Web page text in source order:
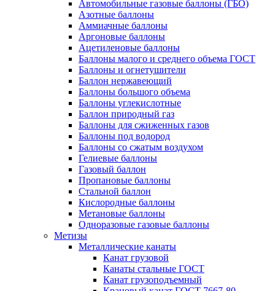
Автомобильные газовые баллоны (ГБО)
Азотные баллоны
Аммиачные баллоны
Аргоновые баллоны
Ацетиленовые баллоны
Баллоны малого и среднего объема ГОСТ
Баллоны и огнетушители
Баллон нержавеющий
Баллоны большого объема
Баллоны углекислотные
Баллон природный газ
Баллоны для сжиженных газов
Баллоны под водород
Баллоны со сжатым воздухом
Гелиевые баллоны
Газовый баллон
Пропановые баллоны
Стальной баллон
Кислородные баллоны
Метановые баллоны
Одноразовые газовые баллоны
Метизы
Металлические канаты
Канат грузовой
Канаты стальные ГОСТ
Канат грузоподъемный